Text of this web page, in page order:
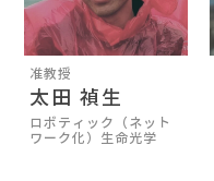
准教授
太田 禎生
ロボティック（ネット
ワーク化）生命光学